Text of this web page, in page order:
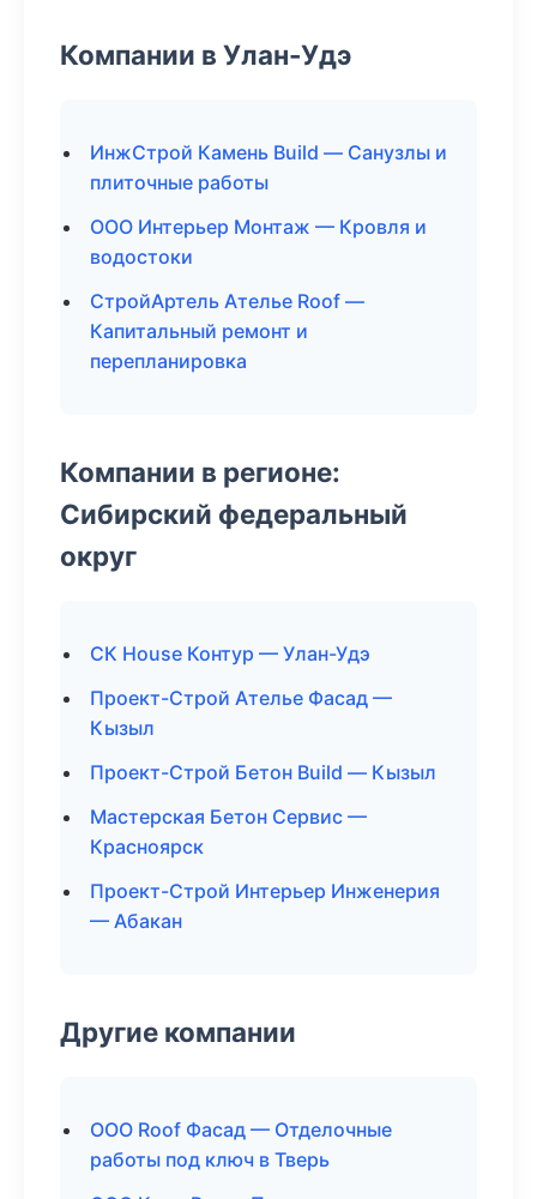
Компании в Улан-Удэ
ИнжСтрой Камень Build — Санузлы и
плиточные работы
ООО Интерьер Монтаж — Кровля и
водостоки
СтройАртель Ателье Roof —
Капитальный ремонт и
перепланировка
Компании в регионе:
Сибирский федеральный
округ
СК House Контур — Улан-Удэ
Проект-Строй Ателье Фасад —
Кызыл
Проект-Строй Бетон Build — Кызыл
Мастерская Бетон Сервис —
Красноярск
Проект-Строй Интерьер Инженерия
— Абакан
Другие компании
ООО Roof Фасад — Отделочные
работы под ключ в Тверь